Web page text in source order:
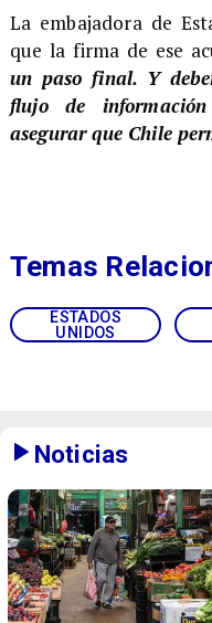
La embajadora de
que la firma de ese
un paso final. Y
flujo de
asegurar que Chile
ESTADOS
UNIDOS
Temas
Noticias